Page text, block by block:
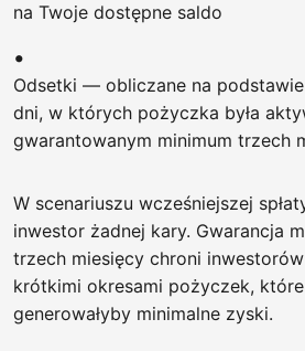
na Twoje dostępne saldo
Odsetki — obliczane na
dni, w których pożyczka była
gwarantowanym minimum trzech
W scenariuszu wcześniejszej
inwestor żadnej kary. Gwarancja
trzech miesięcy chroni
krótkimi okresami pożyczek,
generowałyby minimalne zyski.